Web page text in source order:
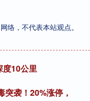
络，不代表本站观点。
度10公里
袭！20%涨停，